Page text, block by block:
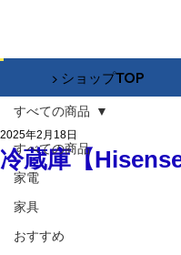
すべての商品
家電
家具
おすすめ
すべての商品
冷蔵庫【Hisense
2025年2月18日
▶︎ ショップTOP